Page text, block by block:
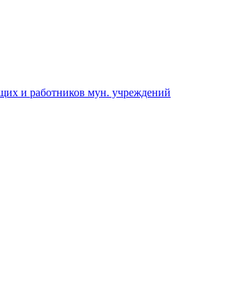
и работников мун. учреждений